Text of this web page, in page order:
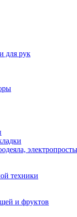
для рук
техники
и фруктов